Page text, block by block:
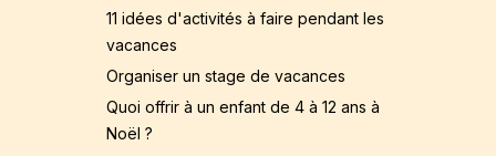
11 idées d'activités à faire pendant les
vacances
Organiser un stage de vacances
Quoi offrir à un enfant de 4 à 12 ans à
Noël ?